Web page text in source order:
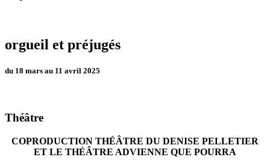
orgueil et préjugés
du 18 mars au 11 avril 2025
Théâtre
COPRODUCTION THÉÂTRE DU DENISE PELLETIER
ET LE THÉÂTRE ADVIENNE QUE POURRA